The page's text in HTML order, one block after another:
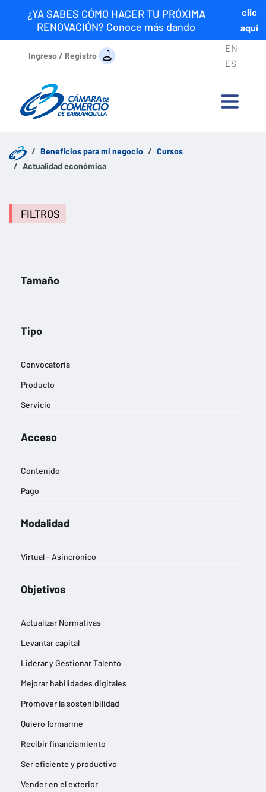
¿YA SABES CÓMO HACER TU PRÓXIMA
RENOVACIÓN? Conoce más dando
clic
aquí
Ingreso / Registro
EN
ES
Beneficios para mi negocio
Cursos
Actualidad económica
FILTROS
Tamaño
Tipo
Convocatoria
Producto
Servicio
Acceso
Contenido
Pago
Modalidad
Virtual - Asincrónico
Objetivos
Actualizar Normativas
Levantar capital
Liderar y Gestionar Talento
Mejorar habilidades digitales
Promover la sostenibilidad
Quiero formarme
Recibir financiamiento
Ser eficiente y productivo
Vender en el exterior